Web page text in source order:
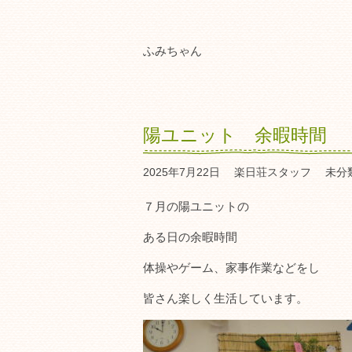
ふみちゃん
陽ユニット 余暇時間
2025年7月22日 楽日荘スタッフ 未分
７月の陽ユニットの
ある日の余暇時間
体操やゲーム、家事作業などをし
皆さん楽しく生活しています。